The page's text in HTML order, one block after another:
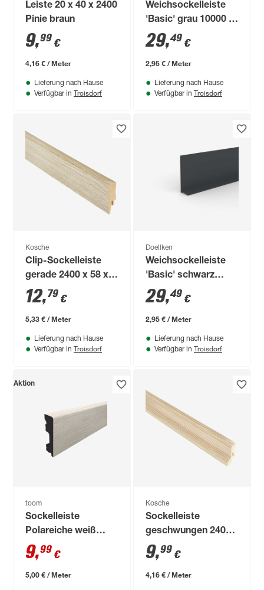
Leiste 20 x 40 x 2400
Pinie braun
9,99 €
4,16 € / Meter
Lieferung nach Hause
Verfügbar in Troisdorf
Weichsockelleiste
'Basic' grau 10000 x
50 x 15 mm
29,49 €
2,95 € / Meter
Lieferung nach Hause
Verfügbar in Troisdorf
Kosche
Clip-Sockelleiste
gerade 2400 x 58 x
16 mm Winter Pine
12,79 €
5,33 € / Meter
Lieferung nach Hause
Verfügbar in Troisdorf
Doellken
Weichsockelleiste
'Basic' schwarz
10000 x 50 x 15 mm
29,49 €
2,95 € / Meter
Lieferung nach Hause
Verfügbar in Troisdorf
Aktion
toom
Sockelleiste
Polareiche weiß
2000 x 50 x 15 mm
9,99 €
5,00 € / Meter
Kosche
Sockelleiste
geschwungen 2400
x 40 x 20 mm
Tauernfichte braun
9,99 €
4,16 € / Meter